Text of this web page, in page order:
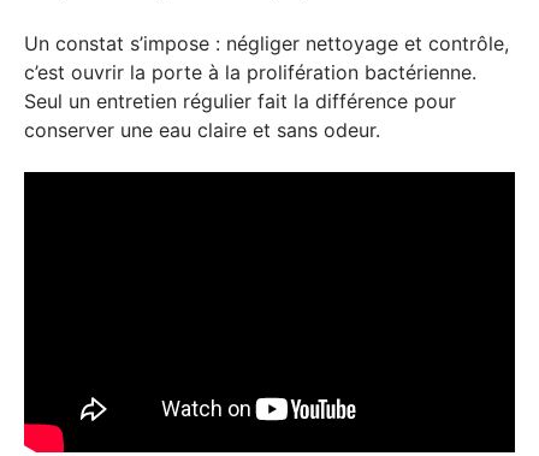
Un constat s’impose : négliger nettoyage et contrôle,
c’est ouvrir la porte à la prolifération bactérienne.
Seul un entretien régulier fait la différence pour
conserver une eau claire et sans odeur.